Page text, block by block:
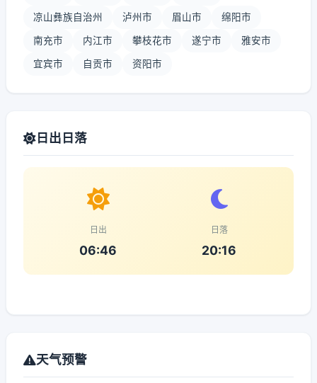
凉山彝族自治州 泸州市 眉山市 绵阳市
南充市 内江市 攀枝花市 遂宁市 雅安市
宜宾市 自贡市 资阳市
日出日落
日出
06:46
日落
20:16
天气预警